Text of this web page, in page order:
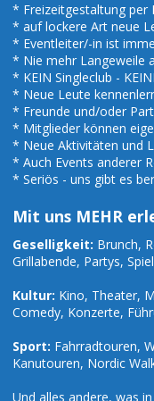
* Freizeitgestaltung per
* auf lockere Art neue
* Eventleiter/-in ist
* Nie mehr Langeweile
* KEIN Singleclub -
* Neue Leute
* Freunde und/oder
* Mitglieder können
* Neue Aktivitäten und
* Auch Events anderer
* Seriös - uns gibt es
Mit uns MEHR
Geselligkeit: Brunch,
Grillabende, Partys,
Kultur: Kino, Theater,
Comedy, Konzerte,
Sport: Fahrradtouren,
Kanutouren, Nordic
Und alles andere, was